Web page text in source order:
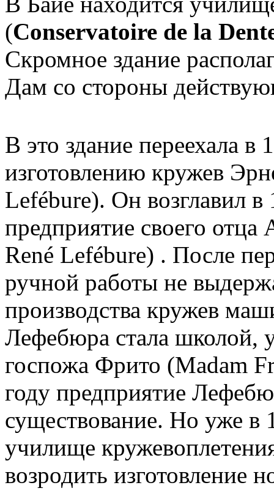
(Conservatoire de la
Скромное здание
Дам со стороны
В это здание переехала в
изготовлению кружев
Lefébure). Он возглавил в
предприятие своего
René Lefébure) . После
ручной работы не
производства кружев
Лефебюра стала школой,
госпожа Фрито (Madam
году предприятие
существование. Но уже в
училище
возродить изготовление